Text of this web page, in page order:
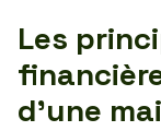
Les
d’une